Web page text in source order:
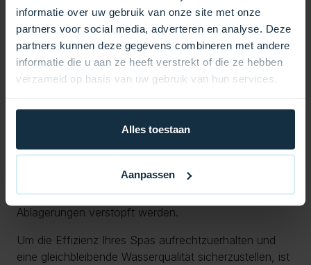
informatie over uw gebruik van onze site met onze
partners voor social media, adverteren en analyse. Deze
partners kunnen deze gegevens combineren met andere
informatie die u aan ze heeft verstrekt of die ze hebben
verzameld op basis van uw gebruik van hun services.
Alles toestaan
Aanpassen
Einsetzen und Entfernen des Filters, während das 2-
Zoll-Gewinde an der Unterseite für eine feste und
sichere Befestigung sorgt.
Ein ordnungsgemäß funktionierender Filter ist für die
Hautzellen und anderen Schadstoffen von
entscheidender Bedeutung und trägt zu einem frischen
und hygienischen Spa-Erlebnis bei. Darüber hinaus
Spa-Pumpe und anderer Komponenten zu verlängern,
indem er verhindert, dass sie durch Schmutz und
Ablagerungen verstopft werden.
Um die Effizienz Ihres Spas aufrechtzuerhalten und
eine gleichbleibende Wasserqualität sicherzustellen, ist